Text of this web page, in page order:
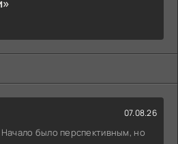
07.08.26
было перспективным, но